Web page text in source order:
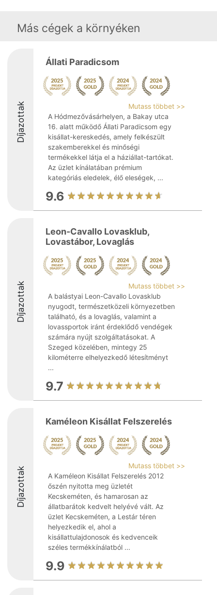
Más cégek a környéken
Díjazottak
Állati Paradicsom
Mutass többet >>
A Hódmezővásárhelyen, a Bakay utca
16. alatt működő Állati Paradicsom egy
kisállat-kereskedés, amely felkészült
szakemberekkel és minőségi
termékekkel látja el a háziállat-tartókat.
Az üzlet kínálatában prémium
kategóriás eledelek, élő eleségek, ...
9.6
Díjazottak
Leon-Cavallo Lovasklub,
Lovastábor, Lovaglás
Mutass többet >>
A balástyai Leon-Cavallo Lovasklub
nyugodt, természetközeli környezetben
található, és a lovaglás, valamint a
lovassportok iránt érdeklődő vendégek
számára nyújt szolgáltatásokat. A
Szeged közelében, mintegy 25
kilométerre elhelyezkedő létesítményt
...
9.7
Díjazottak
Kaméleon Kisállat Felszerelés
Mutass többet >>
A Kaméleon Kisállat Felszerelés 2012
őszén nyitotta meg üzletét
Kecskeméten, és hamarosan az
állatbarátok kedvelt helyévé vált. Az
üzlet Kecskeméten, a Lestár téren
helyezkedik el, ahol a
kisállattulajdonosok és kedvenceik
széles termékkínálatból ...
9.9